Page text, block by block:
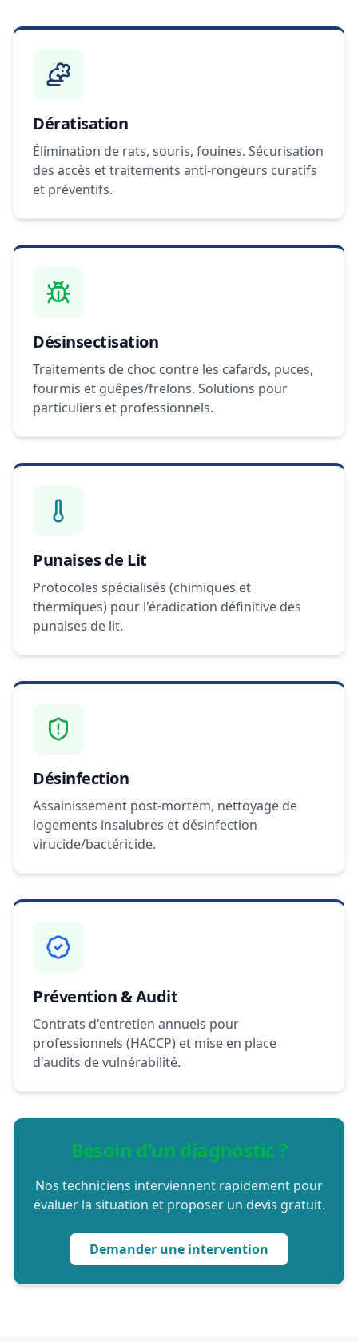
Dératisation
Élimination de rats, souris, fouines. Sécurisation
des accès et traitements anti-rongeurs curatifs
et préventifs.
Désinsectisation
Traitements de choc contre les cafards, puces,
fourmis et guêpes/frelons. Solutions pour
particuliers et professionnels.
Punaises de Lit
Protocoles spécialisés (chimiques et
thermiques) pour l'éradication définitive des
punaises de lit.
Désinfection
Assainissement post-mortem, nettoyage de
logements insalubres et désinfection
virucide/bactéricide.
Prévention & Audit
Contrats d'entretien annuels pour
professionnels (HACCP) et mise en place
d'audits de vulnérabilité.
Besoin d'un diagnostic ?
Nos techniciens interviennent rapidement pour
évaluer la situation et proposer un devis gratuit.
Demander une intervention